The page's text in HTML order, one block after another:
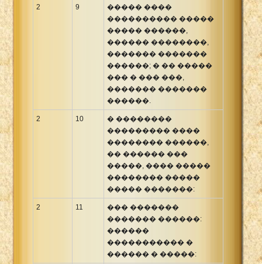
2 9
����� ����
���������� �����
����� ������,
������ ��������,
������� �������
������; � �� �����
��� � ��� ���,
������� �������
������.
2 10
� ��������
��������� ����
�������� ������,
�� ������ ���
�����, ���� �����
�������� �����
����� �������:
2 11
��� �������
������� ������:
������
����������� �
������ � �����: